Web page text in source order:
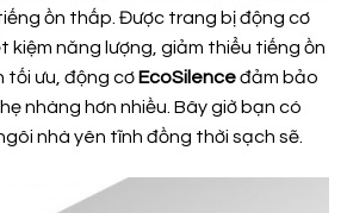
ồn thấp. Được trang bị động cơ
kiệm năng lượng, giảm thiểu tiếng ồn
tối ưu, động cơ EcoSilenceđảm bảo
nhàng hơn nhiều. Bây giờ bạn có
nhà yên tĩnh đồng thời sạch sẽ.